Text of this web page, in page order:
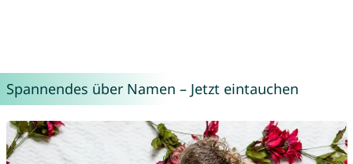
Spannendes über Namen – Jetzt eintauchen